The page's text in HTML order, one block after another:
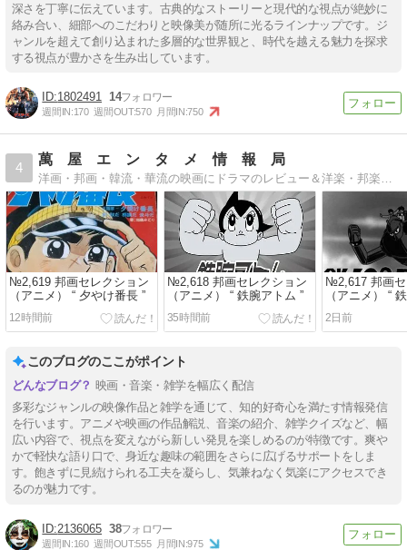
深さを丁寧に伝えています。古典的なストーリーと現代的な視点が絶妙に
絡み合い、細部へのこだわりと映像美が随所に光るラインナップです。ジ
ャンルを超えて創り込まれた多層的な世界観と、時代を越える魅力を探求
する視点が豊かさを生み出しています。
1802491 14
週間IN:170 週間OUT:570 月間IN:750
4
萬 屋 エ ン タ メ 情 報 局
洋画・邦画・韓流・華流の映画にドラマのレビュー＆洋楽・邦楽・韓流・華流の音楽レビュー絶賛発信中！
№2,619 邦画セレクション
（アニメ） “ 夕やけ番長 ”
12時間前
№2,618 邦画セレクション
（アニメ） “ 鉄腕アトム ”
35時間前
№2,617 邦画
（アニメ） “
2日前
このブログのここがポイント
映画・音楽・雑学を幅広く配信
多彩なジャンルの映像作品と雑学を通じて、知的好奇心を満たす情報発信
を行います。アニメや映画の作品解説、音楽の紹介、雑学クイズなど、幅
広い内容で、視点を変えながら新しい発見を楽しめるのが特徴です。爽や
かで軽快な語り口で、身近な趣味の範囲をさらに広げるサポートをしま
す。飽きずに見続けられる工夫を凝らし、気兼ねなく気楽にアクセスでき
るのが魅力です。
2136065 38
週間IN:160 週間OUT:555 月間IN:975